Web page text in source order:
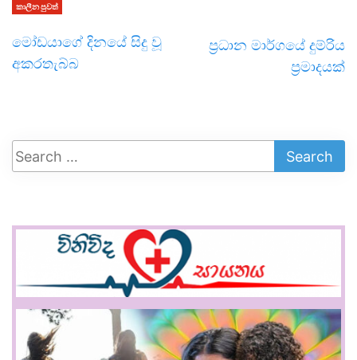
කාලීන පුවත්
මෝඩයාගේ දිනයේ සිදු වූ
අකරතැබ්බ
ප්‍රධාන මාර්ගයේ දුම්රිය
ප්‍රමාදයක්